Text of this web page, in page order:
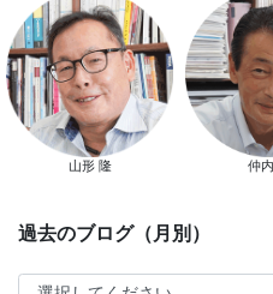
スタッフ別ブログ
山形 隆 仲